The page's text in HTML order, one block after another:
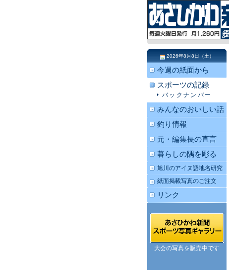
2026年8月8日（土）
今週の紙面から
スポーツの記録
バックナンバー
みんなのおいしい話
釣り情報
元・編集長の直言
暮らしの隅を彫る
旭川のアイヌ語地名研究
紙面掲載写真のご注文
リンク
大会の写真を販売中です